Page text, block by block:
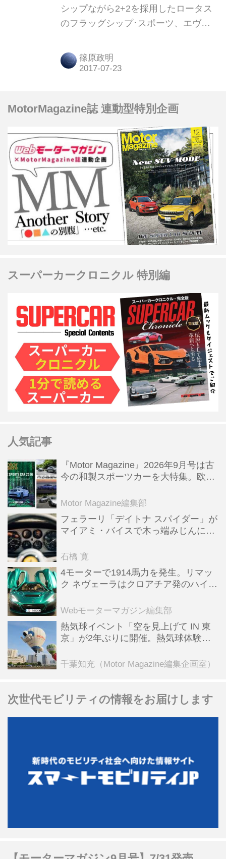
シップながら2+2を採用したロータス
のフラッグシップ･スポーツ、エヴォ
ていこう。
篠原政明
MotorMagazine誌 連動型特別企画
スーパーカークロニクル 特別編
人気記事
『Motor Magazine』2026年9月号は古
今の和製スポーツカーを大特集。欧州
Motor Magazine編集部
フェラーリ「デイトナ スパイダー」が
マイアミ・バイスで木っ端みじんにな
石橋 寛
4モーターで1914馬力を発生。リマッ
ク ネヴェーラはクロアチア発のハイパ
全版／115】
Webモーターマガジン編集部
熱気球イベント「空を見上げて IN 東
京」が2年ぶりに開催。熱気球体験搭
ンテンツも
千葉知充（Motor Magazine編集企画室）
次世代モビリティの情報をお届けします